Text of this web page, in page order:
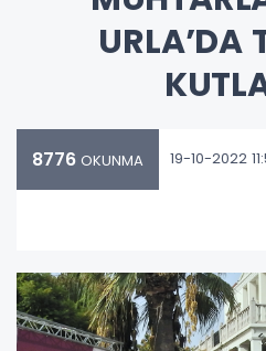
URLA’DA
8776 OKUNMA 19-10-2022